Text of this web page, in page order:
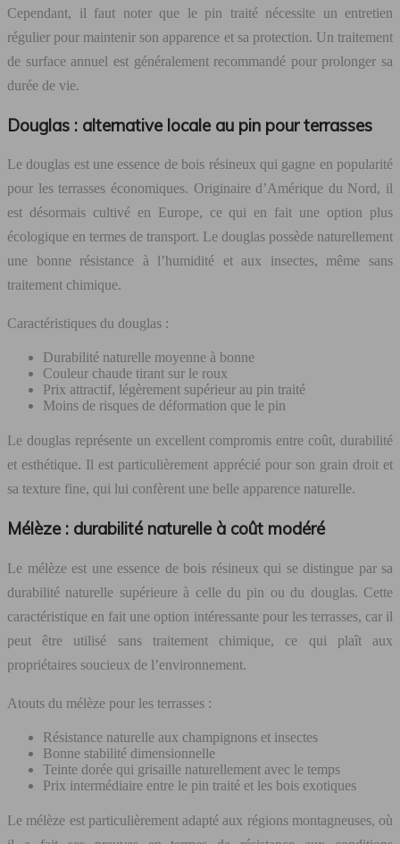
Cependant, il faut noter que le pin traité nécessite un entretien
régulier pour maintenir son apparence et sa protection. Un traitement
de surface annuel est généralement recommandé pour prolonger sa
durée de vie.
Douglas : alternative locale au pin pour terrasses
Le douglas est une essence de bois résineux qui gagne en popularité
pour les terrasses économiques. Originaire d’Amérique du Nord, il
est désormais cultivé en Europe, ce qui en fait une option plus
écologique en termes de transport. Le douglas possède naturellement
une bonne résistance à l’humidité et aux insectes, même sans
traitement chimique.
Caractéristiques du douglas :
Durabilité naturelle moyenne à bonne
Couleur chaude tirant sur le roux
Prix attractif, légèrement supérieur au pin traité
Moins de risques de déformation que le pin
Le douglas représente un excellent compromis entre coût, durabilité
et esthétique. Il est particulièrement apprécié pour son grain droit et
sa texture fine, qui lui confèrent une belle apparence naturelle.
Mélèze : durabilité naturelle à coût modéré
Le mélèze est une essence de bois résineux qui se distingue par sa
durabilité naturelle supérieure à celle du pin ou du douglas. Cette
caractéristique en fait une option intéressante pour les terrasses, car il
peut être utilisé sans traitement chimique, ce qui plaît aux
propriétaires soucieux de l’environnement.
Atouts du mélèze pour les terrasses :
Résistance naturelle aux champignons et insectes
Bonne stabilité dimensionnelle
Teinte dorée qui grisaille naturellement avec le temps
Prix intermédiaire entre le pin traité et les bois exotiques
Le mélèze est particulièrement adapté aux régions montagneuses, où